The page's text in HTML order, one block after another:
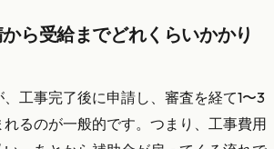
ら受給までどれくらいかかり
工事完了後に申請し、審査を経て1〜3
るのが一般的です。つまり、工事費用